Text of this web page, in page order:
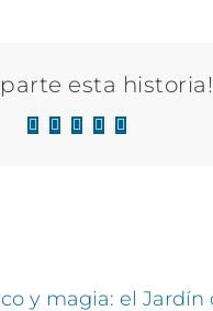
esta historia!
Facebook
X LinkedIn
WhatsApp
Correo